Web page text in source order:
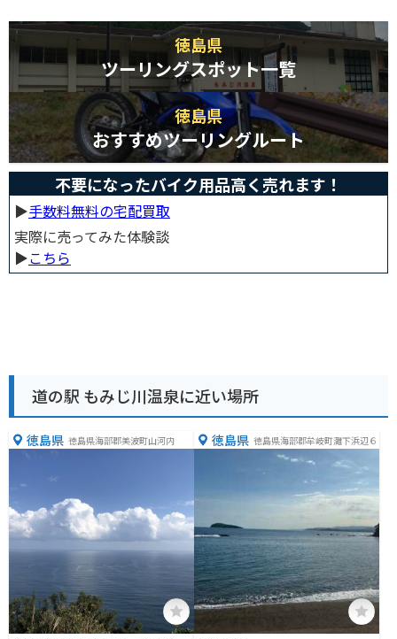
徳島県
ツーリングスポット一覧
徳島県
おすすめツーリングルート
不要になったバイク用品高く売れます！
▶︎手数料無料の宅配買取
実際に売ってみた体験談
▶︎こちら
道の駅 もみじ川温泉に近い場所
徳島県 徳島県海部郡美波町山河内 徳島県 徳島県海部郡牟岐町灘下浜辺６